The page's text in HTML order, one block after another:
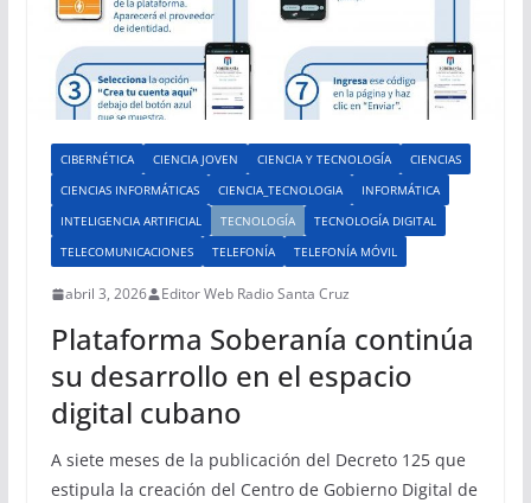
CIBERNÉTICA CIENCIA JOVEN CIENCIA Y TECNOLOGÍA
CIENCIAS
CIENCIAS INFORMÁTICAS
CIENCIA_TECNOLOGIA
INFORMÁTICA
INTELIGENCIA ARTIFICIAL
TECNOLOGÍA
TECNOLOGÍA DIGITAL
TELECOMUNICACIONES
TELEFONÍA TELEFONÍA MÓVIL
abril 3, 2026 Editor Web Radio Santa Cruz
Plataforma Soberanía continúa
su desarrollo en el espacio
digital cubano
A siete meses de la publicación del Decreto 125 que
estipula la creación del Centro de Gobierno Digital de